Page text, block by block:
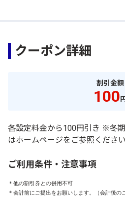
クーポン詳細
割引金額
100
各設定料金から100円引き ※冬
はホームページをご参照ください
ご利用条件・注意事項
＊他の割引券との併用不可
＊会計前にご提出をお願いします。（会計後の